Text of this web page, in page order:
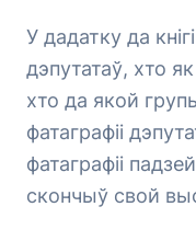
У дадатку да
дэпутатаў, хто
хто да якой
фатаграфіі
фатаграфіі
скончыў свой